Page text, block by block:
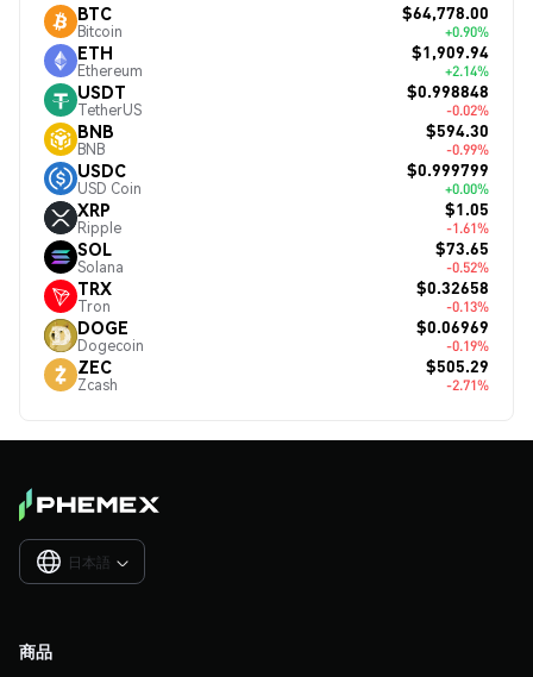
BTC
Bitcoin
$64,778.00
+0.90%
ETH
Ethereum
$1,909.94
+2.14%
USDT
TetherUS
$0.998848
-0.02%
BNB
BNB
$594.30
-0.99%
USDC
USD Coin
$0.999799
+0.00%
XRP
Ripple
$1.05
-1.61%
SOL
Solana
$73.65
-0.52%
TRX
Tron
$0.32658
-0.13%
DOGE
Dogecoin
$0.06969
-0.19%
ZEC
Zcash
$505.29
-2.71%
日本語 
商品